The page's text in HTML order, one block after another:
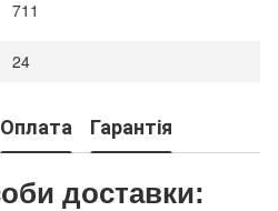
711
24
Оплата Гарантія
доставки: